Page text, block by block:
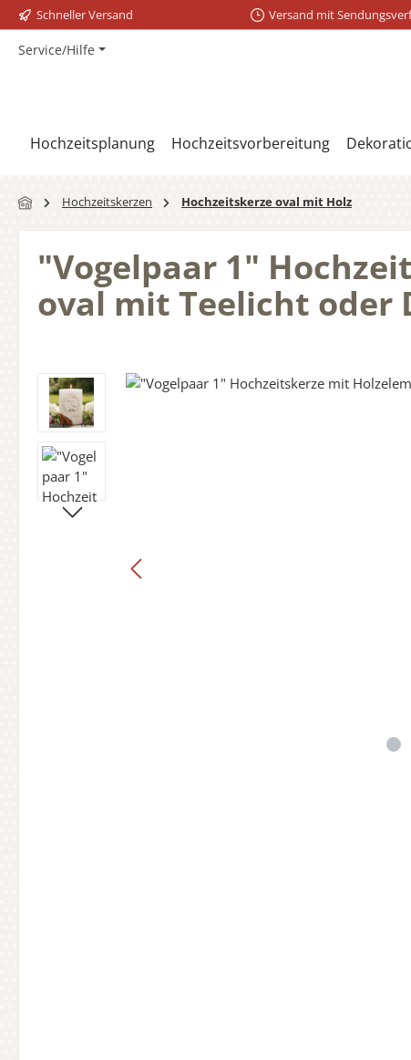
Hauptinhalt springen
Zur Suche springen
Zur Hauptnavigation springen
Schneller Versand Versand mit
Service/Hilfe
Hochzeitsplanung Hochzeitsvorbereitung
Hochzeitskerzen Hochzeitskerze oval mit Holz
"Vogelpaar 1"
oval mit Teelicht oder
Bildergalerie überspringen